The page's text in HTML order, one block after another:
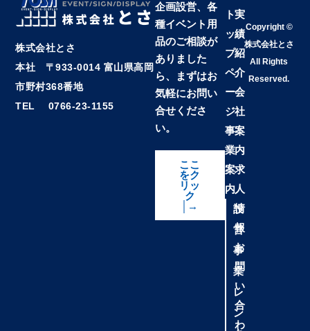
株式会社とさ
本社 〒933-0014 富山県高岡
市野村368番地
TEL 0766-23-1155
企画設営、各
種イベント用
品のご相談が
ありました
ら、まずはお
気軽にお問い
合せくださ
い。
ここ
をク
リッ
ク
│→
ト
ッ
プ
ペ
ー
ジ
事
業
案
内
設
営
事
業
レ
ン
実
績
紹
介
会
社
案
内
求
人
情
報
お
問
い
合
わ
Copyright ©
株式会社とさ
All Rights
Reserved.